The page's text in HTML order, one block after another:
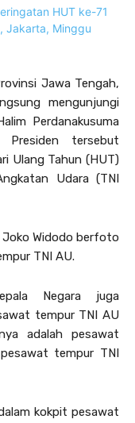
Jawa Tengah,
mengunjungi
Perdanakusuma
Presiden tersebut
Ulang Tahun (HUT)
Udara (TNI
Joko Widodo berfoto
TNI AU.
Negara juga
tempur TNI AU
adalah pesawat
tempur TNI
kokpit pesawat